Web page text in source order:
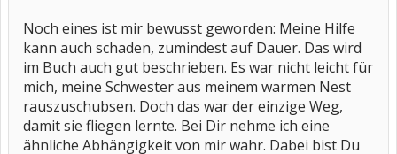
Noch eines ist mir bewusst geworden: Meine Hilfe
kann auch schaden, zumindest auf Dauer. Das wird
im Buch auch gut beschrieben. Es war nicht leicht für
mich, meine Schwester aus meinem warmen Nest
rauszuschubsen. Doch das war der einzige Weg,
damit sie fliegen lernte. Bei Dir nehme ich eine
ähnliche Abhängigkeit von mir wahr. Dabei bist Du